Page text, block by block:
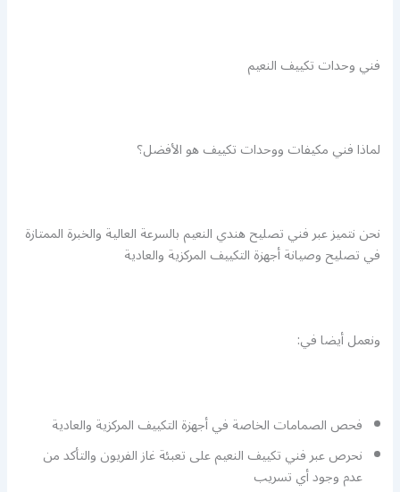
فني وحدات تكييف النعيم
لماذا فني مكيفات ووحدات تكييف هو الأفضل؟
نحن نتميز عبر فني تصليح هندي النعيم بالسرعة العالية والخبرة الممتازة
في تصليح وصيانة أجهزة التكييف المركزية والعادية
ونعمل أيضا في:
فحص الصمامات الخاصة في أجهزة التكييف المركزية والعادية
نحرص عبر فني تكييف النعيم على تعبئة غاز الفريون والتأكد من
عدم وجود أي تسريب